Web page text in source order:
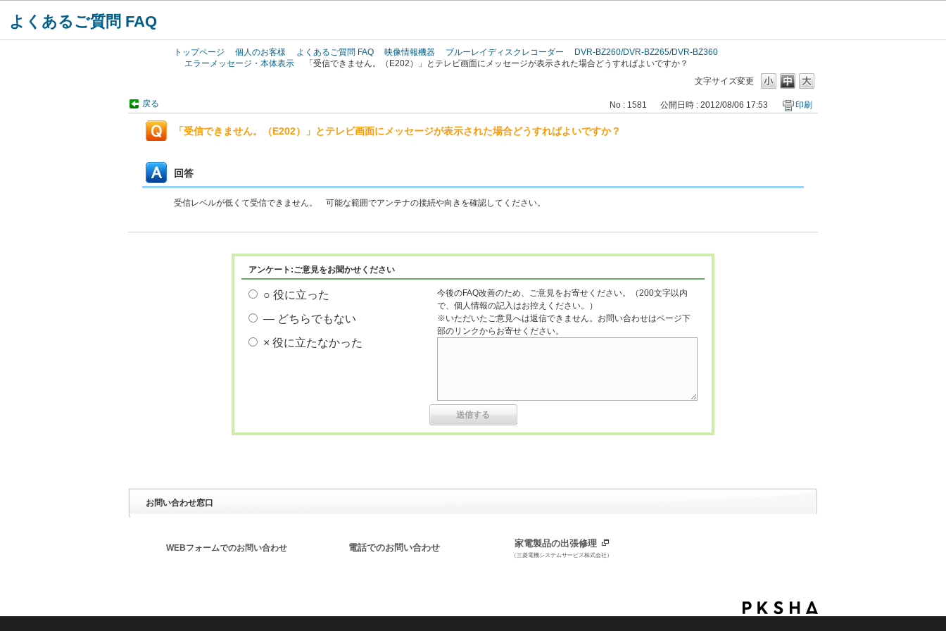
よくあるご質問 FAQ
トップページ 個人のお客様 よくあるご質問 FAQ 映像情報機器 ブルーレイディスクレコーダー
DVR-BZ260/DVR-BZ265/DVR-BZ360
エラーメッセージ・本体表示
「受信できません。（E202）」とテレビ画面にメッセージが表示された場合どうすればよいですか？
文字サイズ変更
戻る No : 1581 公開日時 : 2012/08/06 17:53 印刷
「受信できません。（E202）」とテレビ画面にメッセージが表示された場合どうすればよいですか？
回答
受信レベルが低くて受信できません。 可能な範囲でアンテナの接続や向きを確認してください。
アンケート:ご意見をお聞かせください
○ 役に立った
― どちらでもない
× 役に立たなかった
今後のFAQ改善のため、ご意見をお寄せください。（200文字以内
で、個人情報の記入はお控えください。）
※いただいたご意見へは返信できません。お問い合わせはページ下
部のリンクからお寄せください。
お問い合わせ窓口
WEBフォームでのお問い合わせ 電話でのお問い合わせ 家電製品の出張修理
（三菱電機システムサービス株式会社）